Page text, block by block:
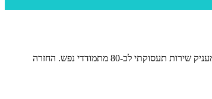
במשך יותר מ-90 ימים, המפעל המוגן ״מפרשים״ של האגודה לבריאות הציבור באשדוד היה מושבת מפעילות, בעקבות רקטה שפגעה ביום תחילת המלחמה – במקום המעניק שירות תעסוקתי לכ-80 מתמודדי נפש. החזרה